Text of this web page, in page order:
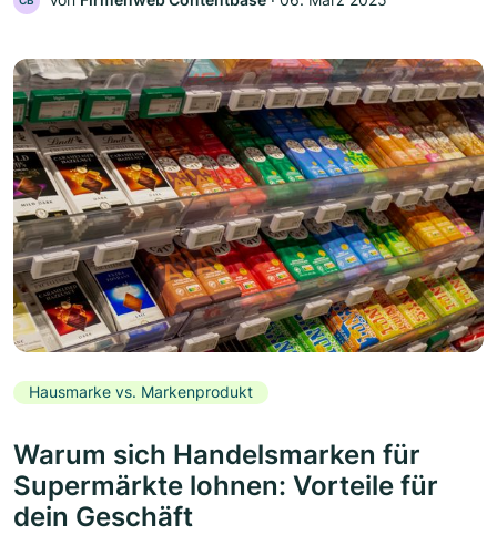
Hausmarke vs. Markenprodukt
Warum sich Handelsmarken für
Supermärkte lohnen: Vorteile für
dein Geschäft